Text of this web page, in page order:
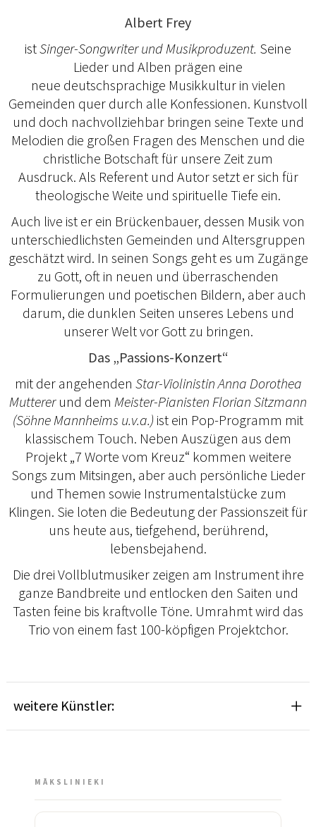
Albert Frey
istSinger-Songwriter und Musikproduzent. Seine
Lieder und Alben prägen eine
neue deutschsprachige Musikkultur in vielen
Gemeinden quer durch alle Konfessionen. Kunstvoll
und doch nachvollziehbar bringen seine Texte und
Melodien die großen Fragen des Menschen und die
christliche Botschaft für unsere Zeit zum
Ausdruck. Als Referent und Autor setzt er sich für
theologische Weite und spirituelle Tiefe ein.
Auch live ist er ein Brückenbauer, dessen Musik von
unterschiedlichsten Gemeinden und Altersgruppen
geschätzt wird. In seinen Songs geht es um Zugänge
zu Gott, oft in neuen und überraschenden
Formulierungen und poetischen Bildern, aber auch
darum, die dunklen Seiten unseres Lebens und
unserer Welt vor Gott zu bringen.
Das „Passions-Konzert“
mit der angehenden Star-Violinistin Anna Dorothea
Muttererund dem Meister-Pianisten Florian Sitzmann
(Söhne Mannheims u.v.a.) ist ein Pop-Programm mit
klassischem Touch. Neben Auszügen aus dem
Projekt „7 Worte vom Kreuz“ kommen weitere
Songs zum Mitsingen, aber auch persönliche Lieder
und Themen sowie Instrumentalstücke zum
Klingen. Sie loten die Bedeutung der Passionszeit für
uns heute aus, tiefgehend, berührend,
lebensbejahend.
Die drei Vollblutmusiker zeigen am Instrument ihre
ganze Bandbreite und entlocken den Saiten und
Tasten feine bis kraftvolle Töne. Umrahmt wird das
Trio von einem fast 100-köpfigen Projektchor.
weitere Künstler:
MĀKSLINIEKI